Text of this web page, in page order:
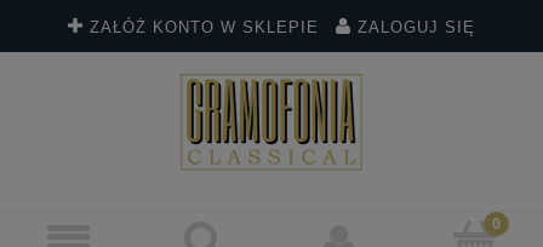
ZAŁÓŻ KONTO W SKLEPIE ZALOGUJ SIĘ